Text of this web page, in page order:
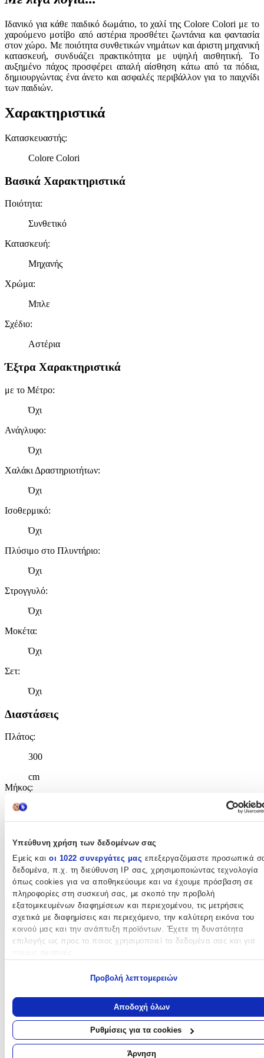
Υπεύθυνη χρήση των δεδομένων σας
Εμείς και οι 1022 συνεργάτες μας επεξεργαζόμαστε προσωπικά
δεδομένα, π.χ. τη διεύθυνση IP σας, χρησιμοποιώντας τεχνολογία
όπως cookies για να αποθηκεύουμε και να έχουμε πρόσβαση σε
πληροφορίες στη συσκευή σας, με σκοπό την προβολή
εξατομικευμένων διαφημίσεων και περιεχομένου, τις μετρήσεις
σχετικά με διαφημίσεις και περιεχόμενο, την καλύτερη εικόνα του
κοινού μας και την ανάπτυξη προϊόντων. Έχετε τη δυνατότητα
επιλογής ως προς το ποιος χρησιμοποιεί τα δεδομένα σας και για
Εάν μας επιτρέπετε, θα θέλαμε επίσης:
τοποθεσία, οι οποίες μπορεί να είναι ακριβείς σε απόσταση
Να αναγνωρίσουμε τη συσκευή σας σαρώνοντας ενεργά για
συγκεκριμένα χαρακτηριστικά (δακτυλικό αποτύπωμα)
Μάθετε περισσότερα σχετικά με τον τρόπο επεξεργασίας των
Προβολή λεπτομερειών
Αποδοχή όλων
Ρυθμίσεις για τα cookies
Άρνηση
Ιδανικό για κάθε παιδικό δωμάτιο, το χαλί της Colore Colori με το
χαρούμενο μοτίβο από αστέρια προσθέτει ζωντάνια και φαντασία
στον χώρο. Με ποιότητα συνθετικών νημάτων και άριστη μηχανική
κατασκευή, συνδυάζει πρακτικότητα με υψηλή αισθητική. Το
αυξημένο πάχος προσφέρει απαλή αίσθηση κάτω από τα πόδια,
δημιουργώντας ένα άνετο και ασφαλές περιβάλλον για το παιχνίδι
των παιδιών.
Χαρακτηριστικά
Κατασκευαστής:
Colore Colori
Βασικά Χαρακτηριστικά
Ποιότητα:
Συνθετικό
Κατασκευή:
Μηχανής
Χρώμα:
Μπλε
Σχέδιο:
Αστέρια
Έξτρα Χαρακτηριστικά
με το Μέτρο:
Όχι
Ανάγλυφο:
Όχι
Χαλάκι Δραστηριοτήτων:
Όχι
Ισοθερμικό:
Όχι
Πλύσιμο στο Πλυντήριο:
Όχι
Στρογγυλό:
Όχι
Μοκέτα:
Όχι
Σετ:
Όχι
Διαστάσεις
Πλάτος:
300
cm
Μήκος:
Πάχος :
13
mm
Χαρακτηριστικά
+
Colore Colori
Βασικά Χαρακτηριστικά
Ποιότητα: